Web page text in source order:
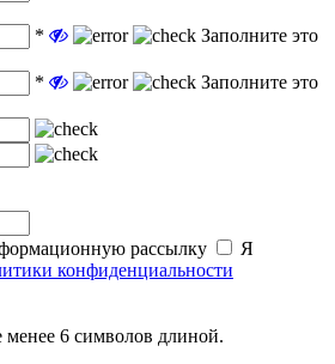
*
Заполните это
*
Заполните это
рассылку
Я
конфиденциальности
6 символов длиной.